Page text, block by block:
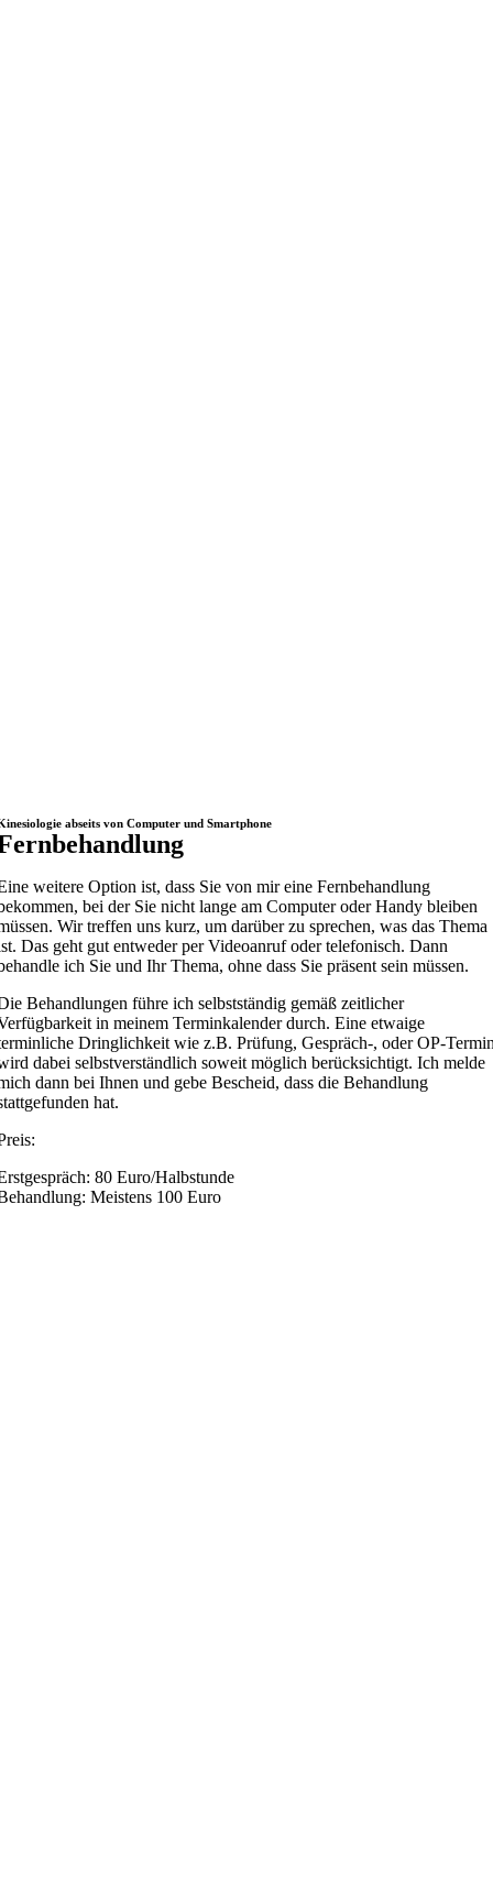
abseits von Computer und Smartphone
weitere Option ist, dass Sie von mir eine Fernbehandlung
bei der Sie nicht lange am Computer oder Handy bleiben
Wir treffen uns kurz, um darüber zu sprechen, was das Thema
Das geht gut entweder per Videoanruf oder telefonisch. Dann
ich Sie und Ihr Thema, ohne dass Sie präsent sein müssen.
Behandlungen führe ich selbstständig gemäß zeitlicher
in meinem Terminkalender durch. Eine etwaige
Dringlichkeit wie z.B. Prüfung, Gespräch-, oder OP-
dabei selbstverständlich soweit möglich berücksichtigt. Ich melde
dann bei Ihnen und gebe Bescheid, dass die Behandlung
hat.
80 Euro/Halbstunde
Meistens 100 Euro